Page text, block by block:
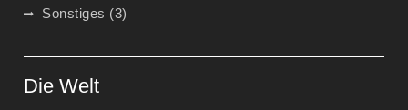
Sonstiges (3)
Die Welt